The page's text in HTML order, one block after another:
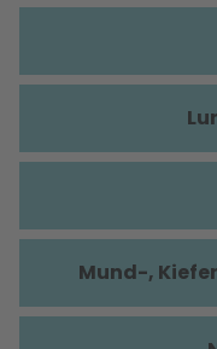
Mund-,